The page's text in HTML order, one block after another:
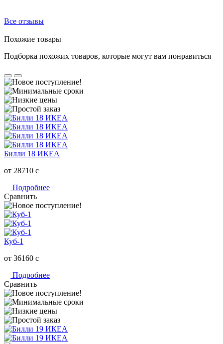
Все отзывы
Похожие товары
Подборка похожих товаров, которые могут вам понравиться
Билли 18 ИКЕА
от 28710 c
Подробнее
Сравнить
Куб-1
от 36160 c
Подробнее
Сравнить